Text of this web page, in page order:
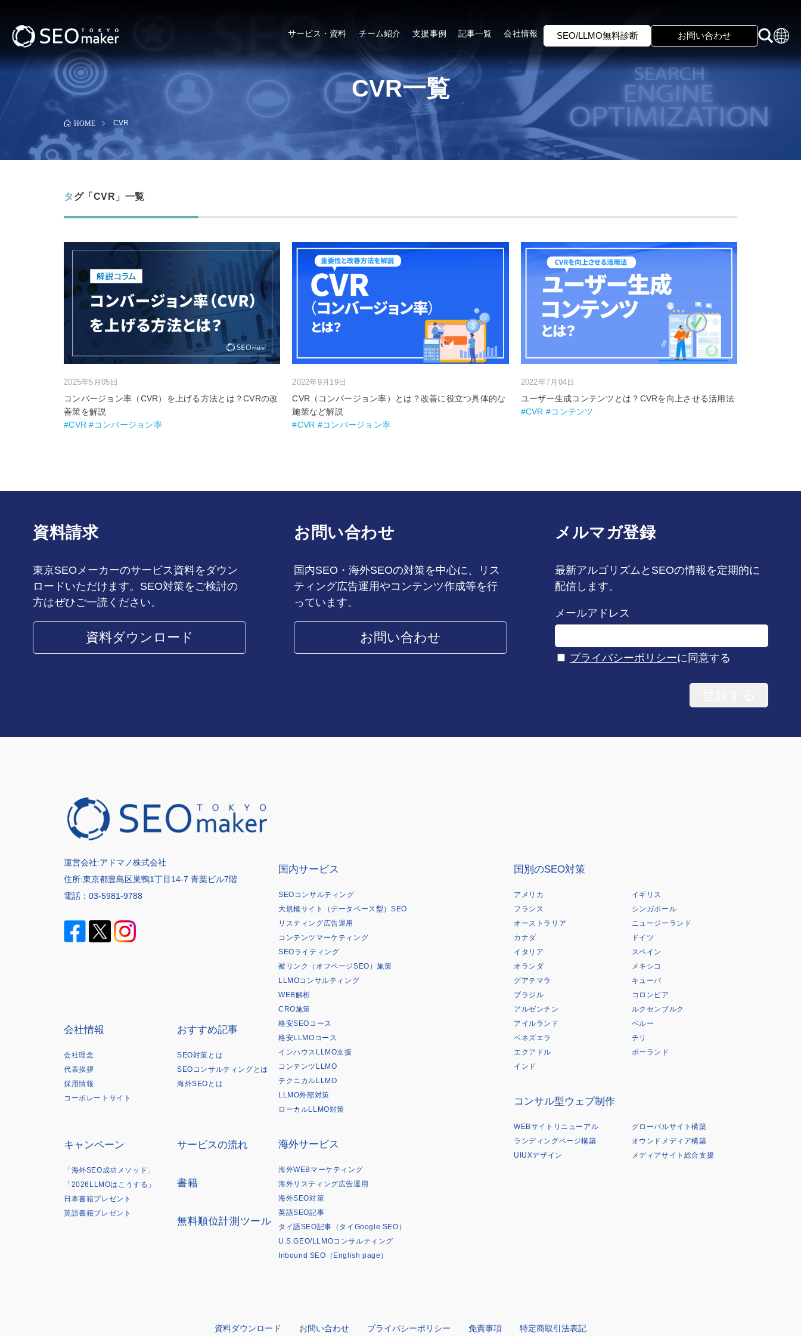
サービス・資料 チーム紹介 支援事例 記事一覧 会社情報 SEO/LLMO無料診断 お問い合わせ
CVR一覧
HOME CVR
タグ「CVR」一覧
2025年5月05日
コンバージョン率（CVR）を上げる方法とは？CVRの改
善策を解説
#CVR #コンバージョン率
2022年9月19日
CVR（コンバージョン率）とは？改善に役立つ具体的な
施策など解説
#CVR #コンバージョン率
2022年7月04日
ユーザー生成コンテンツとは？CVRを向上させる活用法
#CVR #コンテンツ
資料請求
東京SEOメーカーのサービス資料をダウン
ロードいただけます。SEO対策をご検討の
方はぜひご一読ください。
資料ダウンロード
お問い合わせ
国内SEO・海外SEOの対策を中心に、リス
ティング広告運用やコンテンツ作成等を行
っています。
お問い合わせ
メルマガ登録
最新アルゴリズムとSEOの情報を定期的に
配信します。
メールアドレス
プライバシーポリシーに同意する
運営会社:アドマノ株式会社
住所:東京都豊島区巣鴨1丁目14-7 青葉ビル7階
電話： 03-5981-9788
会社情報
会社理念
代表挨拶
採用情報
コーポレートサイト
おすすめ記事
SEO対策とは
SEOコンサルティングとは
海外SEOとは
キャンペーン
「海外SEO成功メソッド」
「2026LLMOはこうする」
日本書籍プレゼント
英語書籍プレゼント
サービスの流れ
書籍
無料順位計測ツール
国内サービス
SEOコンサルティング
大規模サイト（データベース型）SEO
リスティング広告運用
コンテンツマーケティング
SEOライティング
被リンク（オフページSEO）施策
LLMOコンサルティング
WEB解析
CRO施策
格安SEOコース
格安LLMOコース
インハウスLLMO支援
コンテンツLLMO
テクニカルLLMO
LLMO外部対策
ローカルLLMO対策
海外サービス
海外WEBマーケティング
海外リスティング広告運用
海外SEO対策
英語SEO記事
タイ語SEO記事（タイGoogle SEO）
U.S.GEO/LLMOコンサルティング
Inbound SEO（English page）
国別のSEO対策
アメリカ
イギリス
フランス
シンガポール
オーストラリア
ニュージーランド
カナダ
ドイツ
イタリア
スペイン
オランダ
メキシコ
グアテマラ
キューバ
ブラジル
コロンビア
アルゼンチン
ルクセンブルク
アイルランド
ペルー
ベネズエラ
チリ
エクアドル
ポーランド
インド
コンサル型ウェブ制作
WEBサイトリニューアル
グローバルサイト構築
ランディングページ構築
オウンドメディア構築
UIUXデザイン
メディアサイト総合支援
資料ダウンロード お問い合わせ プライバシーポリシー 免責事項 特定商取引法表記